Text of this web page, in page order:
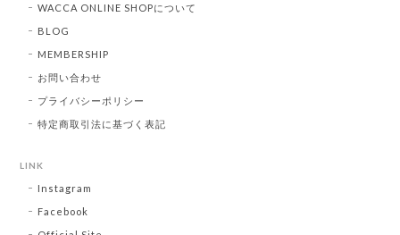
WACCA ONLINE SHOPについて
BLOG
MEMBERSHIP
お問い合わせ
プライバシーポリシー
特定商取引法に基づく表記
LINK
Instagram
Facebook